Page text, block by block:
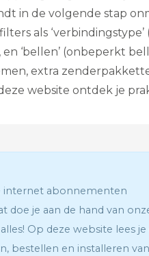
in de volgende stap
als
en ‘bellen’ (onbeperkt
extra
website ontdek je
internet abonnementen
doe je aan de hand van
Op deze website lees je
bestellen en installeren van